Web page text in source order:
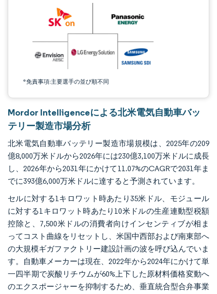
*免責事項:主要選手の並び順不同
Mordor Intelligenceによる北米電気自動車バッ
テリー製造市場分析
北米電気自動車バッテリー製造市場規模は、2025年の209
億8,000万米ドルから2026年には230億3,100万米ドルに成長
し、2026年から2031年にかけて11.07%のCAGRで2031年ま
でに393億6,000万米ドルに達すると予測されています。
セルに対する1キロワット時あたり35米ドル、モジュール
に対する1キロワット時あたり10米ドルの生産連動型税額
控除と、7,500米ドルの消費者向けインセンティブが相ま
ってコスト曲線をリセットし、米国中西部および南東部へ
の大規模ギガファクトリー建設計画の波を呼び込んでいま
す。自動車メーカーは現在、2022年から2024年にかけて単
一四半期で炭酸リチウムが60%上下した原材料価格変動へ
のエクスポージャーを抑制するため、垂直統合型合弁事業